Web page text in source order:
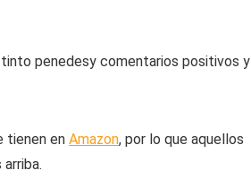
penedesy comentarios positivos y
tienen en Amazon, por lo que aquellos